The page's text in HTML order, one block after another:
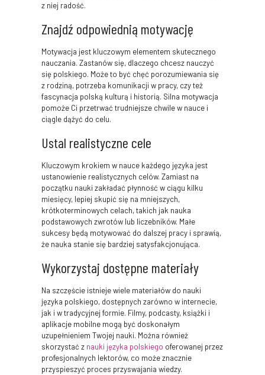
z niej radość.
Znajdź odpowiednią motywację
Motywacja jest kluczowym elementem skutecznego
nauczania. Zastanów się, dlaczego chcesz nauczyć
się polskiego. Może to być chęć porozumiewania się
z rodziną, potrzeba komunikacji w pracy, czy też
fascynacja polską kulturą i historią. Silna motywacja
pomoże Ci przetrwać trudniejsze chwile w nauce i
ciągle dążyć do celu.
Ustal realistyczne cele
Kluczowym krokiem w nauce każdego języka jest
ustanowienie realistycznych celów. Zamiast na
początku nauki zakładać płynność w ciągu kilku
miesięcy, lepiej skupić się na mniejszych,
krótkoterminowych celach, takich jak nauka
podstawowych zwrotów lub liczebników. Małe
sukcesy będą motywować do dalszej pracy i sprawią,
że nauka stanie się bardziej satysfakcjonująca.
Wykorzystaj dostępne materiały
Na szczęście istnieje wiele materiałów do nauki
języka polskiego, dostępnych zarówno w internecie,
jak i w tradycyjnej formie. Filmy, podcasty, książki i
aplikacje mobilne mogą być doskonałym
uzupełnieniem Twojej nauki. Można również
skorzystać z nauki języka polskiego oferowanej przez
profesjonalnych lektorów, co może znacznie
przyspieszyć proces przyswajania wiedzy.